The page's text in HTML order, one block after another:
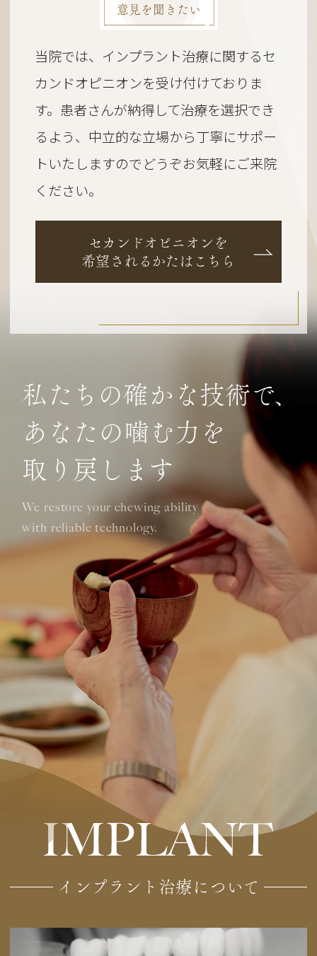
意見を聞きたい
当院では、インプラント治療に関するセ
カンドオピニオンを受け付けておりま
す。 患者さんが納得して治療を選択でき
るよう、 中立的な立場から丁寧にサポー
トいたしますのでどうぞお気軽にご来院
ください。
セカンドオピニオンを
希望されるかたはこちら
私たちの確かな技術で、
あなたの噛む力を
取り戻します
We restore your chewing ability
with reliable technology.
インプラント治療について